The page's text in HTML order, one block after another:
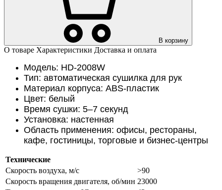
В корзину
О товаре Характеристики Доставка и оплата
Модель: HD-2008W
Тип: автоматическая сушилка для рук
Материал корпуса: ABS-пластик
Цвет: белый
Время сушки: 5–7 секунд
Установка: настенная
Область применения: офисы, рестораны,
кафе, гостиницы, торговые и бизнес-центры
Технические
Скорость воздуха, м/с
>90
Скорость вращения двигателя, об/мин 23000